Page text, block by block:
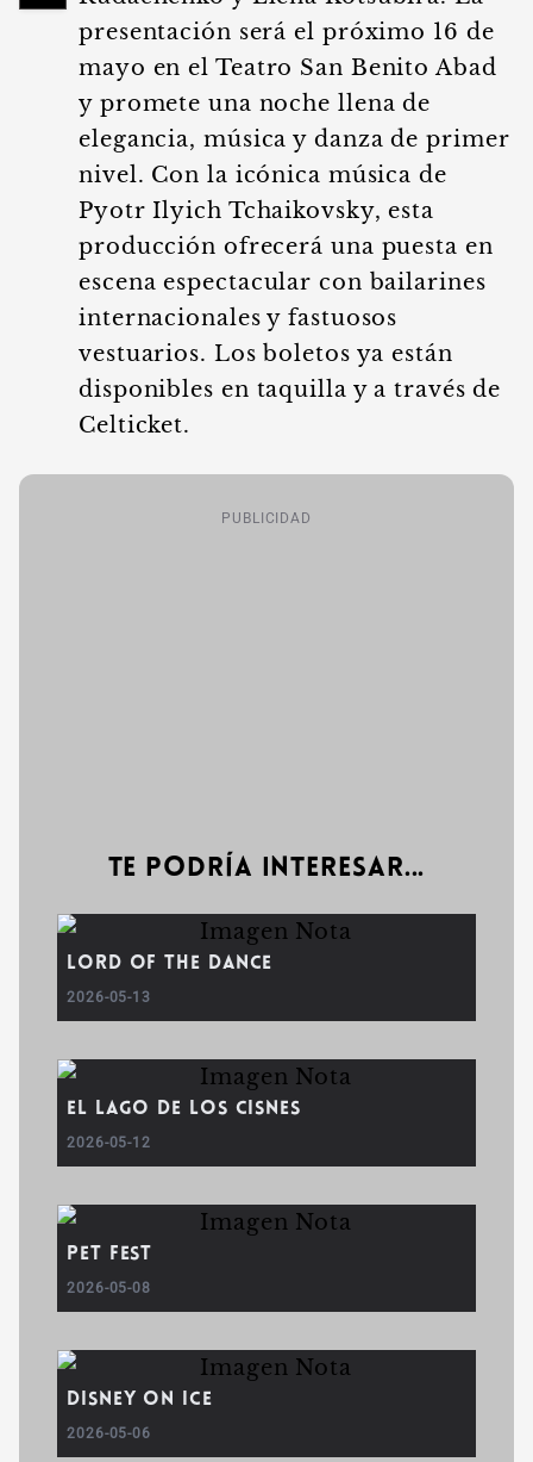
presentación será el próximo 16 de
mayo en el Teatro San Benito Abad
y promete una noche llena de
elegancia, música y danza de primer
nivel. Con la icónica música de
Pyotr Ilyich Tchaikovsky, esta
producción ofrecerá una puesta en
escena espectacular con bailarines
internacionales y fastuosos
vestuarios. Los boletos ya están
disponibles en taquilla y a través de
Celticket.
PUBLICIDAD
Te podría interesar...
Lord of the Dance
2026-05-13
El Lago de los Cisnes
2026-05-12
PET FEST
2026-05-08
Disney On Ice
2026-05-06